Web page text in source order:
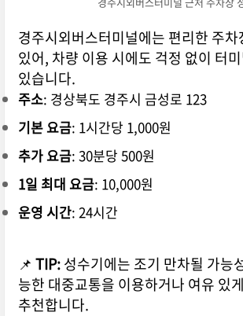
경주시외버스터미널에는 편리한 주차
있어, 차량 이용 시에도 걱정 없이 터
있습니다.
주소: 경상북도 경주시 금성로 123
기본 요금: 1시간당 1,000원
추가 요금: 30분당 500원
1일 최대 요금: 10,000원
운영 시간: 24시간
📌 TIP:성수기에는 조기 만차될 가능
능한 대중교통을 이용하거나 여유 있
추천합니다.